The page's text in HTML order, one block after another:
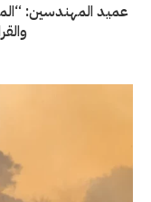
عميد المهندسين: